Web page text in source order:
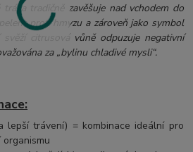
tradičně zavěšuje nad vchodem do
proti hmyzu a zároveň jako symbol
citrusová vůně odpuzuje negativní
za „bylinu chladivé mysli“.
lepší trávení) = kombinace ideální pro